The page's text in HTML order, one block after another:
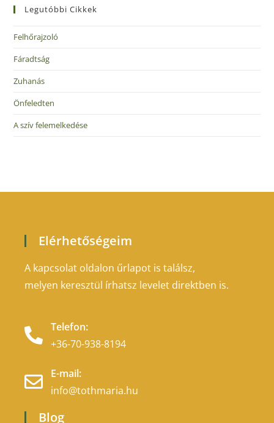
Legutóbbi Cikkek
Felhőrajzoló
Fáradtság
Zuhanás
Önfeledten
A szív felemelkedése
Elérhetőségeim
A kapcsolat oldalon űrlapot is találsz,
melyen keresztül írhatsz levelet direktben is.
Telefon:
+36-70-938-8194
E-mail:
info@tothmaria.hu
Blog